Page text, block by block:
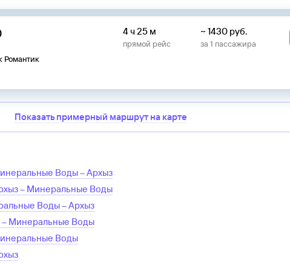
Романтик
4 ч 25 м
прямой рейс
~1430 руб.
за1 пассажира
Показать примерный маршрут на карте
Воды–Архыз
– Минеральные Воды
Воды–Архыз
– Минеральные Воды
Воды